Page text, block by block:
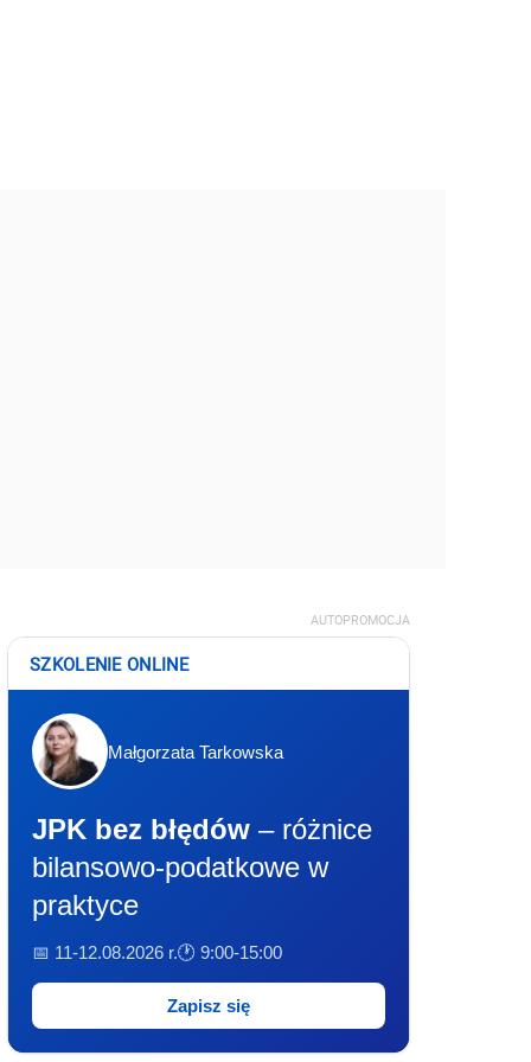
AUTOPROMOCJA
SZKOLENIE ONLINE
Małgorzata Tarkowska
JPK bez błędów – różnice
bilansowo-podatkowe w
praktyce
📅 11-12.08.2026 r.🕐 9:00-15:00
Zapisz się